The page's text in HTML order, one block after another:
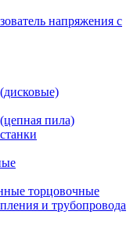
напряжения с
пила)
торцовочные
и трубопровода